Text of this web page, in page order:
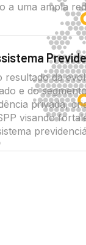
a uma ampla
resultado da
e do
privada,
visando